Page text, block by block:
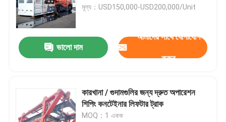
মূল্য：USD150,000-USD200,000/Unit
ভালো দাম
আমাদের সাথে যোগাযোগ
করুন
কারখানা / গুদামগুলির জন্য দ্রুত অপারেশন
শিপিং কনটেইনার লিফটার ট্রাক
MOQ：1 একক